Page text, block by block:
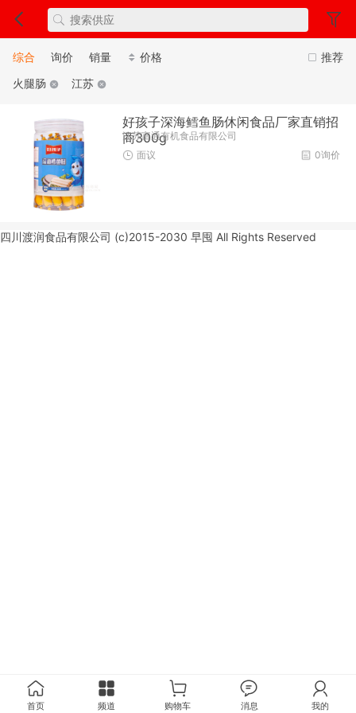
推荐
综合 询价 销量
价格
火腿肠
江苏
好孩子深海鳕鱼肠休闲食品厂家直销招
商300g
江苏富通有机食品有限公司
0询价
面议
四川渡润食品有限公司 (c)2015-2030 早囤 All Rights Reserved
首页 频道 购物车 消息 我的